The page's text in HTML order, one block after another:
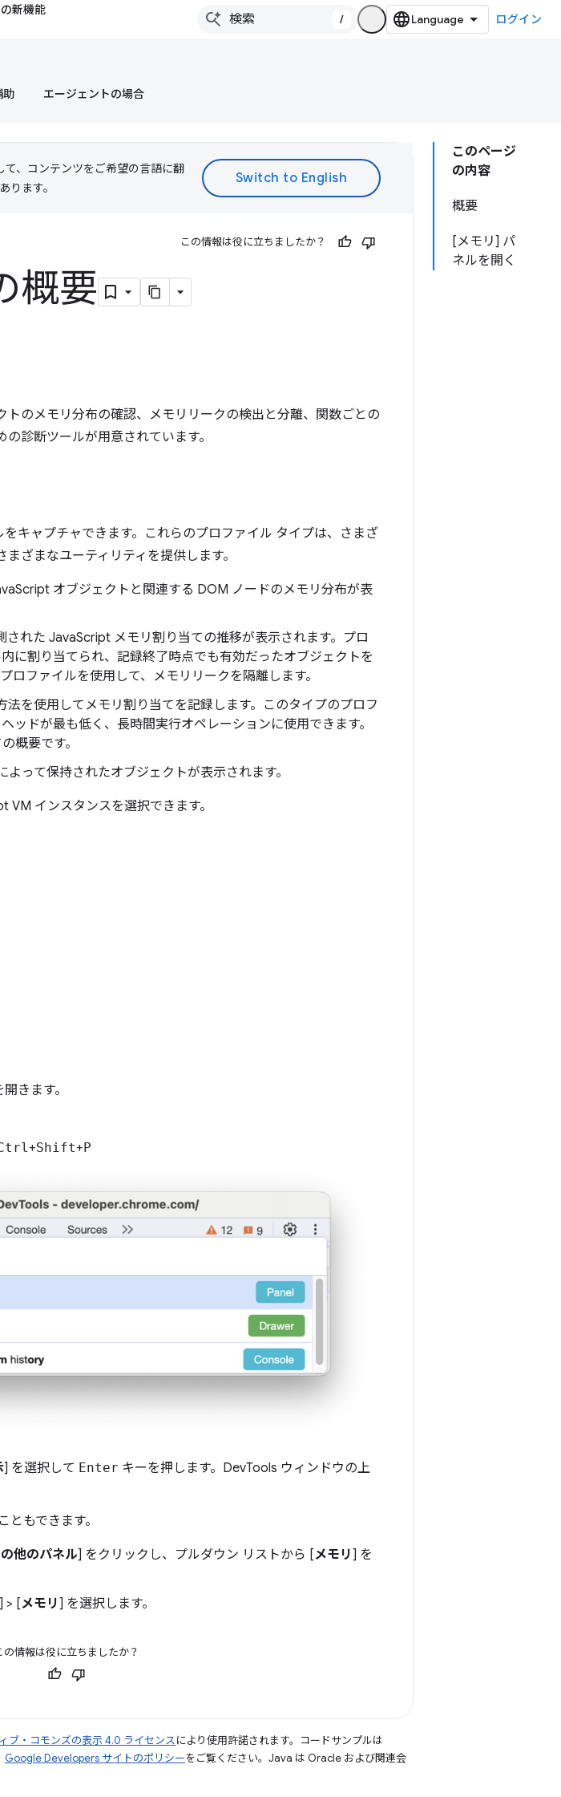
新機能
/ ログイン
助 エージェントの場合
このページ
の内容
概要
[メモリ] パ
ネルを開く
、コンテンツをご希望の言語に翻
ります。
この情報は役に立ちましたか？
概要
のメモリ分布の確認、メモリリークの検出と分離、関数ごとの
診断ツールが用意されています。
キャプチャできます。これらのプロファイル タイプは、さまざ
ざまなユーティリティを提供します。
オブジェクトと関連する DOM ノードのメモリ分布が表
された JavaScript メモリ割り当ての推移が表示されます。プロ
に割り当てられ、記録終了時点でも有効だったオブジェクトを
ロファイルを使用して、メモリリークを隔離します。
法を使用してメモリ割り当てを記録します。このタイプのプロフ
ッドが最も低く、長時間実行オペレーションに使用できます。
概要です。
よって保持されたオブジェクトが表示されます。
インスタンスを選択できます。
開きます。
+Shift+P
] を選択して Enter キーを押します。DevTools ウィンドウの上
ともできます。
他のパネル] をクリックし、プルダウン リストから [メモリ] を
] > [メモリ] を選択します。
の情報は役に立ちましたか？
ブ・コモンズの表示 4.0 ライセンスにより使用許諾されます。コードサンプルは
Google Developers サイトのポリシーをご覧ください。Java は Oracle および関連会